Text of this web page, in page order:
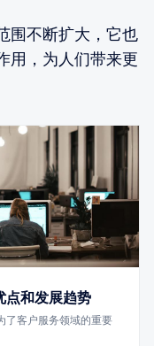
围不断扩大，它也
用，为人们带来更
点和发展趋势
了客户服务领域的重要